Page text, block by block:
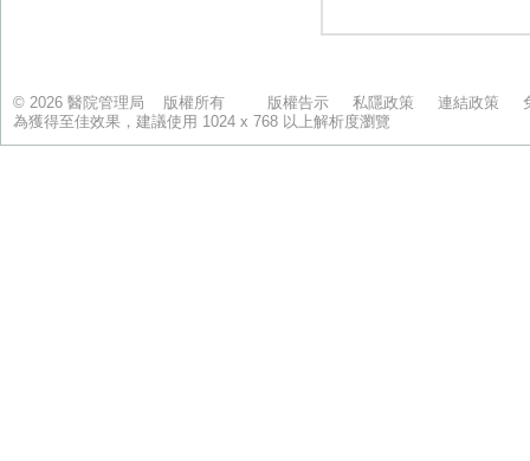
© 2026 醫院管理局 版權所有 版權告示 私隱政策 連結政策
為獲得至佳效果，建議使用 1024 x 768 以上解析度瀏覽